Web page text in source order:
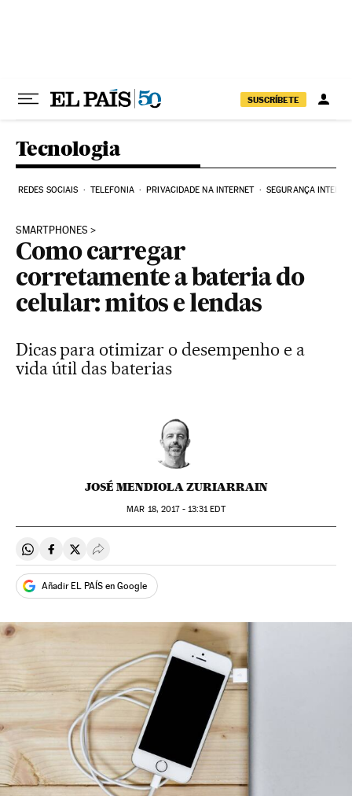
SUSCRÍBETE
Tecnologia
REDES SOCIAIS TELEFONIA PRIVACIDADE NA INTERNET SEGURANÇA
SMARTPHONES
Como carregar
corretamente a bateria do
celular: mitos e lendas
Dicas para otimizar o desempenho e a
vida útil das baterias
JOSÉ MENDIOLA ZURIARRAIN
MAR 18, 2017 - 13:31EDT
Compartir en Whatsapp
Compartir en Facebook
Compartir en Twitter
Desplegar Redes Sociales
Añadir EL PAÍS en Google